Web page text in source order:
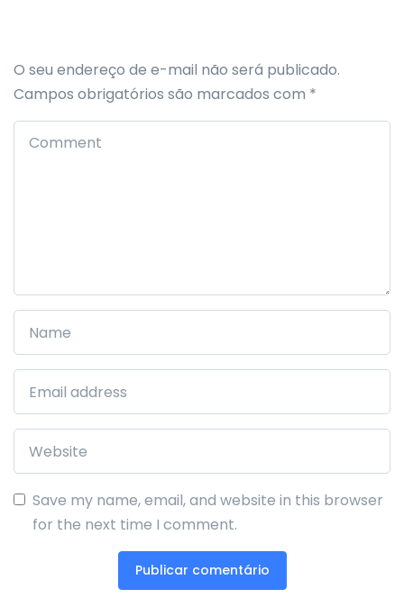
O seu endereço de e-mail não será publicado.
Campos obrigatórios são marcados com *
Save my name, email, and website in this browser
for the next time I comment.